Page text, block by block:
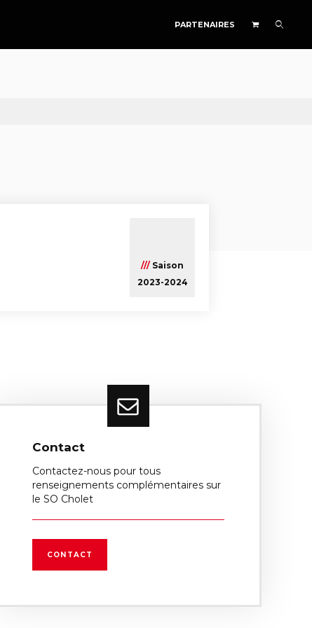
PARTENAIRES
/// Saison
2023-2024
Contact
Contactez-nous pour tous
renseignements complémentaires sur
le SO Cholet
CONTACT